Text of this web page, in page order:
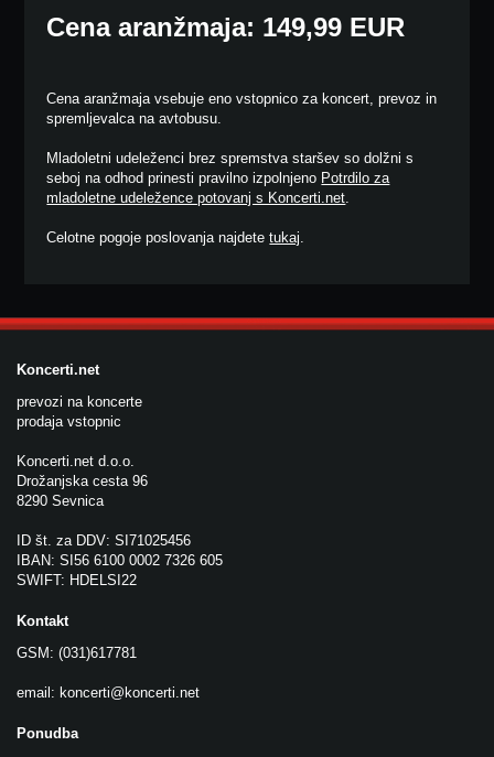
Cena aranžmaja: 149,99 EUR
Cena aranžmaja vsebuje eno vstopnico za koncert, prevoz in
spremljevalca na avtobusu.
Mladoletni udeleženci brez spremstva staršev so dolžni s
seboj na odhod prinesti pravilno izpolnjeno Potrdilo za
mladoletne udeležence potovanj s Koncerti.net.
Celotne pogoje poslovanja najdetetukaj.
Koncerti.net
prevozi na koncerte
prodaja vstopnic
Koncerti.net d.o.o.
Drožanjska cesta 96
8290 Sevnica
ID št. za DDV: SI71025456
IBAN: SI56 6100 0002 7326 605
SWIFT: HDELSI22
Kontakt
GSM: (031)617781
email: koncerti@koncerti.net
Ponudba